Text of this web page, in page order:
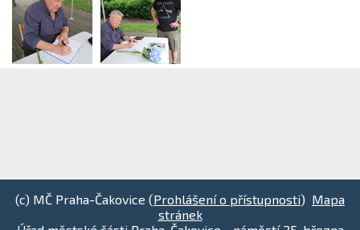
(c) MČ Praha-Čakovice (Prohlášení o přístupnosti) Mapa
stránek